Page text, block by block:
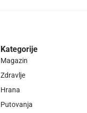
Kategorije
Magazin
Zdravlje
Hrana
Putovanja